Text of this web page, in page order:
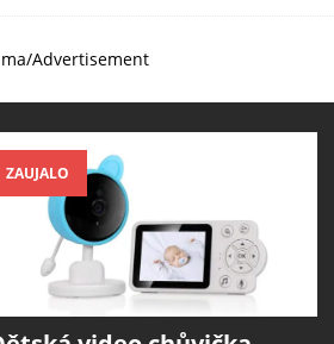
Advertisement
ZAUJALO